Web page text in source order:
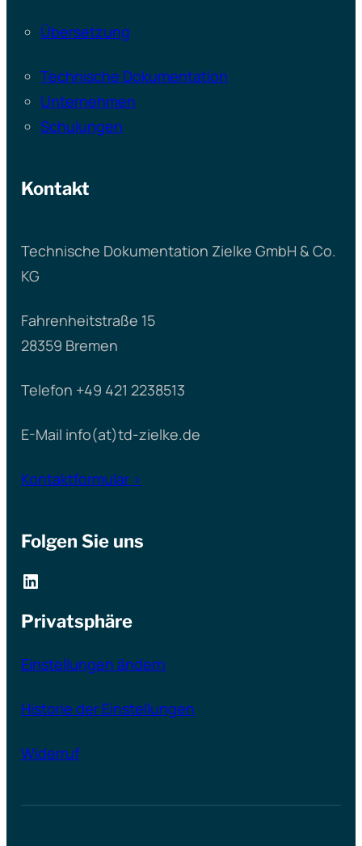
Übersetzung
Technische Dokumentation
Unternehmen
Schulungen
Kontakt
Technische Dokumentation Zielke GmbH & Co.
KG
Fahrenheitstraße 15
28359 Bremen
Telefon +49 421 2238513
E-Mail info(at)td-zielke.de
Kontaktformular >
Folgen Sie uns
LinkedIn
Privatsphäre
Einstellungen ändern
Historie der Einstellungen
Widerruf